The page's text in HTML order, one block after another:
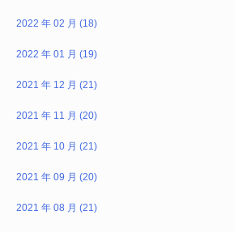
2022 年 02 月 (18)
2022 年 01 月 (19)
2021 年 12 月 (21)
2021 年 11 月 (20)
2021 年 10 月 (21)
2021 年 09 月 (20)
2021 年 08 月 (21)